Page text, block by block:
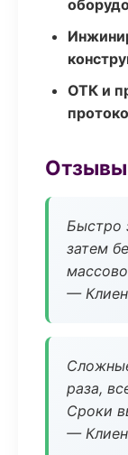
ОТК и
Отзывы
Быстро
затем
—
раза,
Сроки
—